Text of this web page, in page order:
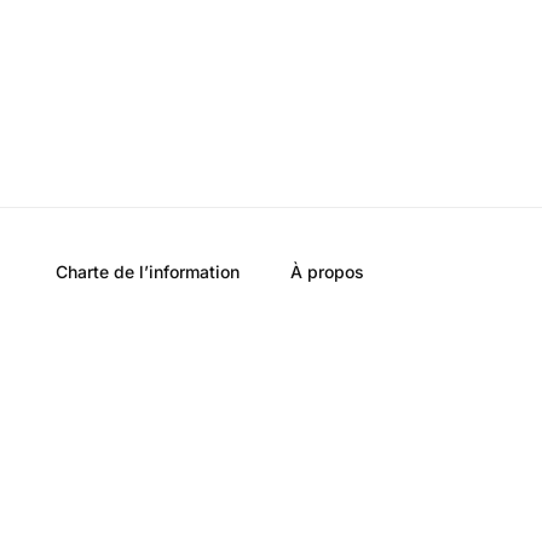
Charte de l’information À propos